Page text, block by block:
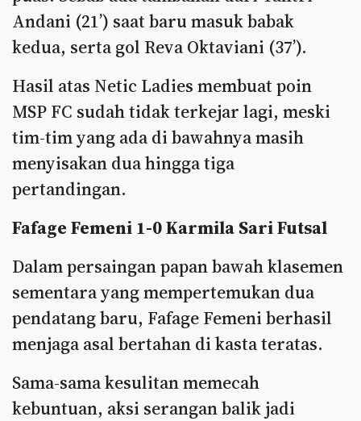
Andani (21’) saat baru masuk babak
kedua, serta gol Reva Oktaviani (37’).
Hasil atas Netic Ladies membuat poin
MSP FC sudah tidak terkejar lagi, meski
tim-tim yang ada di bawahnya masih
menyisakan dua hingga tiga
pertandingan.
Fafage Femeni 1-0 Karmila Sari Futsal
Dalam persaingan papan bawah klasemen
sementara yang mempertemukan dua
pendatang baru, Fafage Femeni berhasil
menjaga asal bertahan di kasta teratas.
Sama-sama kesulitan memecah
kebuntuan, aksi serangan balik jadi